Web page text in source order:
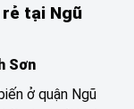
tại Ngũ
Sơn
ở quận Ngũ